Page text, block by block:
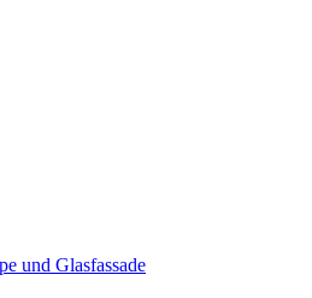
und Glasfassade